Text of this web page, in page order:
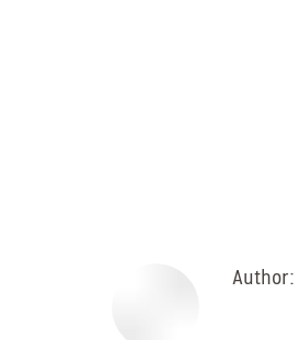
Author: